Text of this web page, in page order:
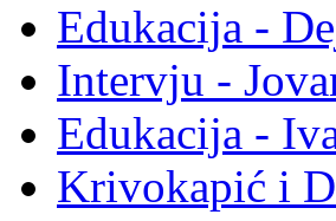
Edukacija -
Intervju -
Edukacija -
Krivokapić i